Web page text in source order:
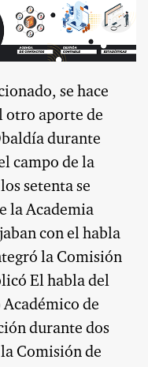
se hace
otro aporte de
durante
campo de la
setenta se
la Academia
con el habla
la Comisión
El habla del
de
durante dos
Comisión de